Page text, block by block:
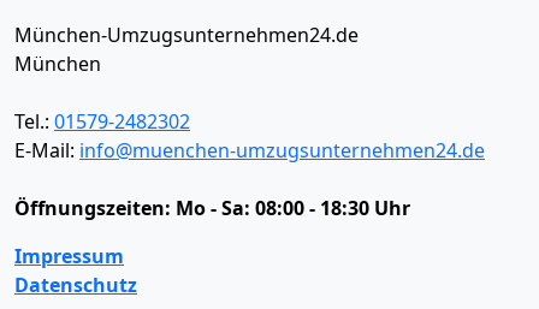
München-Umzugsunternehmen24.de
München
Tel.: 01579-2482302
E-Mail: info@muenchen-umzugsunternehmen24.de
Öffnungszeiten: Mo - Sa: 08:00 - 18:30 Uhr
Impressum
Datenschutz